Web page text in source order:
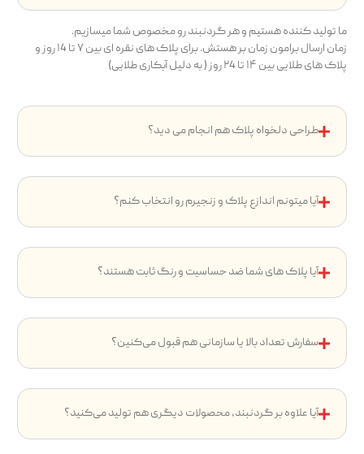
ما تولید کننده هستیم و هر گردنبند رو مخصوص شما میسازیم.
زمان ارسال برامون زمان بر هستش. برای پلاک های نقره ای بین ۷ تا ۱4 روز و
پلاک های طلایی بین ۱۴ تا ۲4 روز ( به دلیل آبکاری طلایی)
طراحی دلخواه پلاک هم انجام می دید؟
آیا میتونم اندازع پلاک و زنجیرم رو انتخاب کنم؟
آیا پلاک های شما ضد حساسیت و رنگ ثابت هستند؟
سفارش تعداد بالا یا سازمانی هم قبول می‌کنین؟
آیا علاوه بر گردنبند، محصولات دیگری هم تولید می‌کنید؟